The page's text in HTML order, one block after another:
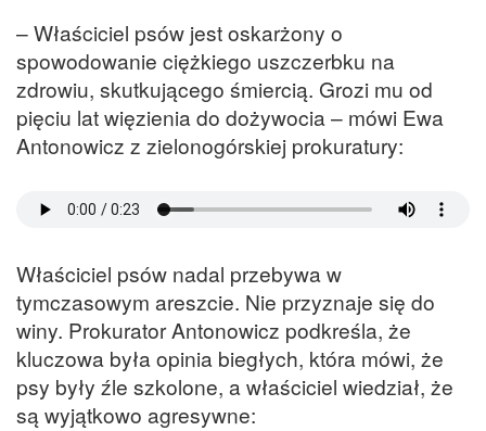
– Właściciel psów jest oskarżony o
spowodowanie ciężkiego uszczerbku na
zdrowiu, skutkującego śmiercią. Grozi mu od
pięciu lat więzienia do dożywocia – mówi Ewa
Antonowicz z zielonogórskiej prokuratury:
Właściciel psów nadal przebywa w
tymczasowym areszcie. Nie przyznaje się do
winy. Prokurator Antonowicz podkreśla, że
kluczowa była opinia biegłych, która mówi, że
psy były źle szkolone, a właściciel wiedział, że
są wyjątkowo agresywne: